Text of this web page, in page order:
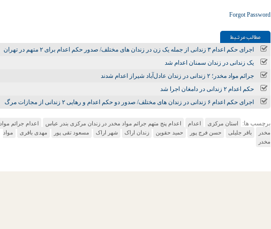
Forgot Password
مطالب مرتـبط
اجرای حکم اعدام ۳ زندانی از جمله یک زن در زندان‌ های مختلف/ صدور حکم اعدام برای ۲ متهم در تهران
یک زندانی در زندان سمنان اعدام شد
جرائم مواد مخدر؛ ۲ زندانی در زندان عادل‌آباد شیراز اعدام شدند
حکم اعدام ۲ زندانی در دامغان اجرا شد
اجرای حکم اعدام ۶ زندانی در زندان‌ های مختلف/ صدور دو حکم اعدام و رهایی ۲ زندانی از مجازات مرگ
برچسب ها: استان مرکزی اعدام اعدام پنج متهم جرائم مواد مخدر در زندان مرکزی بندر عباس
اعدام جرائم مواد
مخدر
باقر جلیلی حسن فرج پور حمید حقوین زندان اراک شهر اراک مسعود تقی پور مهدی باقری
مواد
مخدر